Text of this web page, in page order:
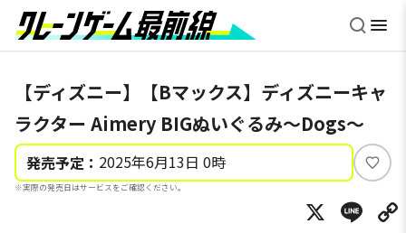
【ディズニー】【Bマックス】ディズニーキャ
ラクター Aimery BIGぬいぐるみ～Dogs～
発売予定： 2025年6月13日 0時
※実際の発売日はサービスをご確認ください。
い
ね
X